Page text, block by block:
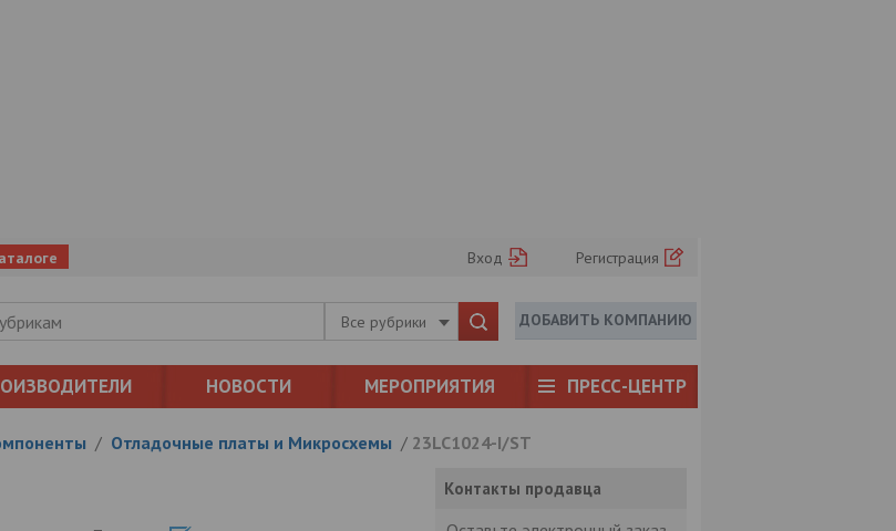
Вход Регистрация
Все рубрики ДОБАВИТЬ КОМПАНИЮ
НОВОСТИ МЕРОПРИЯТИЯ ПРЕСС-ЦЕНТР
/ Отладочные платы и Микросхемы / 23LC1024-I/ST
Контакты продавца